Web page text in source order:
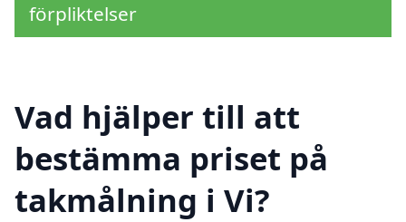
förpliktelser
Vad hjälper till att
bestämma priset på
takmålning i Vi?